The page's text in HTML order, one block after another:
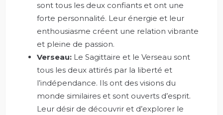
sont tous les deux confiants et ont une
forte personnalité. Leur énergie et leur
enthousiasme créent une relation vibrante
et pleine de passion.
Verseau: Le Sagittaire et le Verseau sont
tous les deux attirés par la liberté et
l’indépendance. Ils ont des visions du
monde similaires et sont ouverts d’esprit.
Leur désir de découvrir et d’explorer le